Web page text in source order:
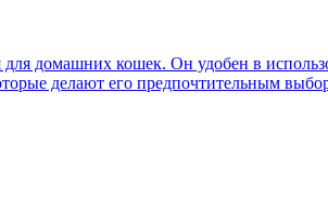
домашних кошек. Он удобен в
делают его предпочтительным